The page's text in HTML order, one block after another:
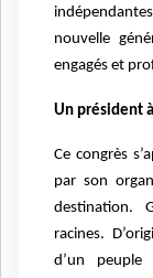
nouvelle
engagés et
Un président
Ce congrès
par son
destination.
racines.
d’un peuple